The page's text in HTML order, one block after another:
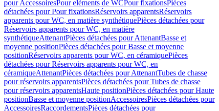
pour AccessoiresPour eléments de WCPour fixationsPièces
détachées pour Pour fixationsRéservoirs apparentsRéservoirs
apparents pour WC, en matière synthétiquePièces détachées pour
Réservoirs apparents pour WC, en matière
synthétiqueAttenantPièces détachées pour AttenantBasse et
moyenne positionPièces détachées pour Basse et moyenne
positionRéservoirs apparents pour WC, en céramiquePièces
détachées pour Réservoirs apparents pour WC, en
céramiqueAttenantPièces détachées pour AttenantTubes de chasse
pour réservoirs apparentsPièces détachées pour Tubes de chasse
pour réservoirs apparentsHaute positionPièces détachées pour Haute
positionBasse et moyenne positionAccessoiresPièces détachées pour
AccessoiresRaccordementsPièces détachées pour